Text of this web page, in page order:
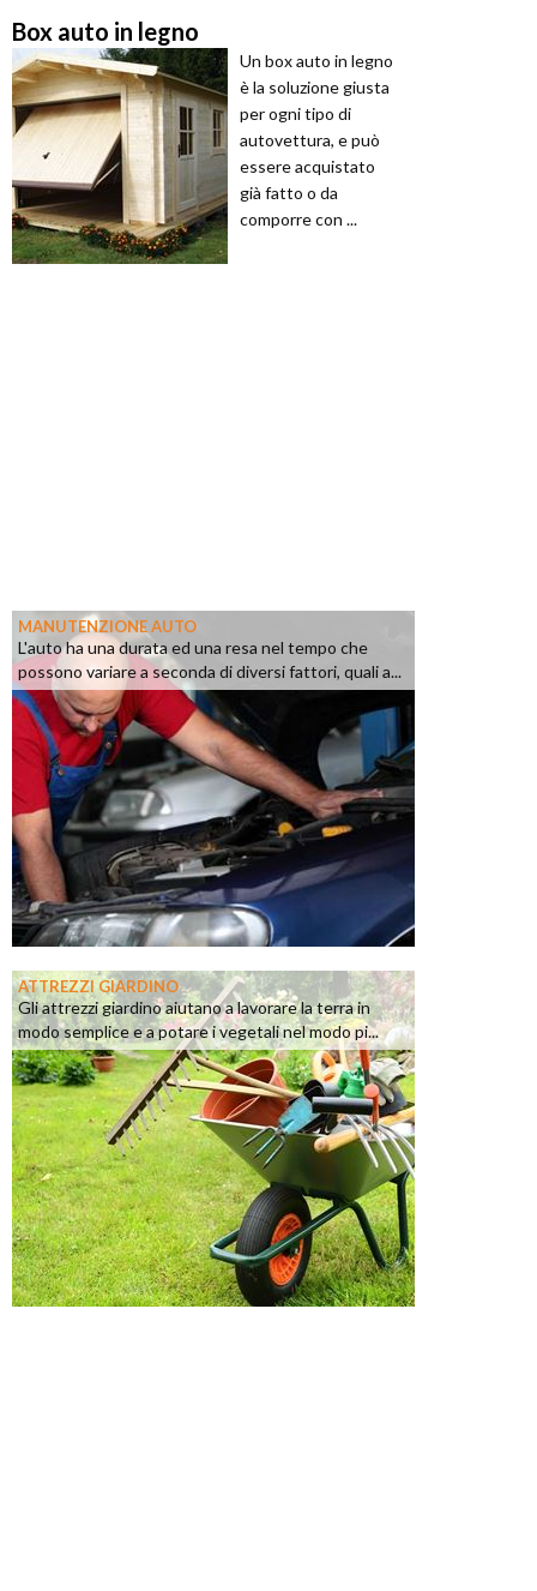
Box auto in legno
Un box auto in legno
è la soluzione giusta
per ogni tipo di
autovettura, e può
essere acquistato
già fatto o da
comporre con ...
MANUTENZIONE AUTO
L'auto ha una durata ed una resa nel tempo che
possono variare a seconda di diversi fattori, quali a...
ATTREZZI GIARDINO
Gli attrezzi giardino aiutano a lavorare la terra in
modo semplice e a potare i vegetali nel modo pi...